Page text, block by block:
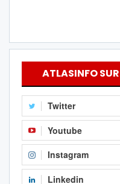
ATLASINFO
Twitter
Youtube
Instagram
Linkedin